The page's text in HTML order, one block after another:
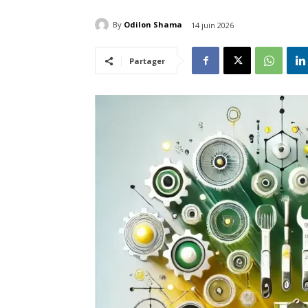
By Odilon Shama 14 juin 2026
Partager